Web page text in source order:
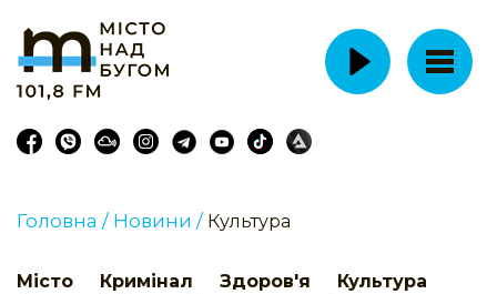
Головна / Новини / Культура
Місто Кримінал Здоров'я
Культура